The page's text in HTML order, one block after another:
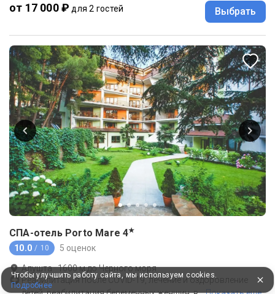
от 17 000 ₽ для 2 гостей Выбрать
СПА-отель Porto Mare 4★
10.0 / 10 5 оценок
Алушта·1600м доЧерного моря
Реабилитация после COVID-19, лечение и оздоровление
Чтобы улучшить работу сайта, мы используем cookies.
Подробнее